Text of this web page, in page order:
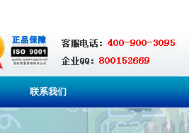
联系我们